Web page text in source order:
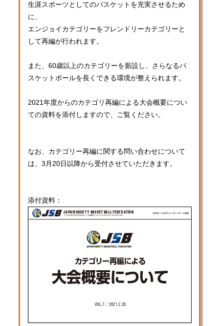
生涯スポーツとしてのバスケットを充実させるため
に、
エンジョイカテゴリーをフレンドリーカテゴリーと
して再編が行われます。
また、60歳以上のカテゴリーを新設し、さらなるバ
スケットボールを長くできる環境が整えられます。
2021年度からのカテゴリ再編による大会概要につい
ての資料を添付しますので、ご覧ください。
なお、カテゴリー再編に関する問い合わせについて
は、3月20日以降から受付させていただきます。
添付資料：